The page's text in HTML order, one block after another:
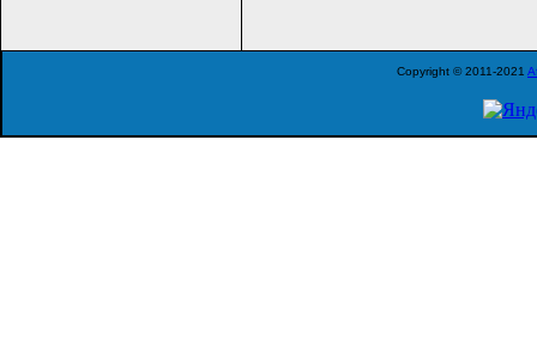
Copyright © 2011-2021